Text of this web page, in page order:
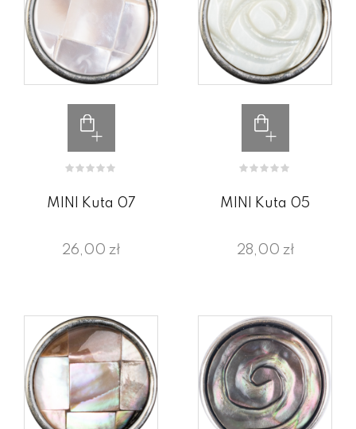
MINI Kuta 07
26,00 zł
MINI Kuta 05
28,00 zł